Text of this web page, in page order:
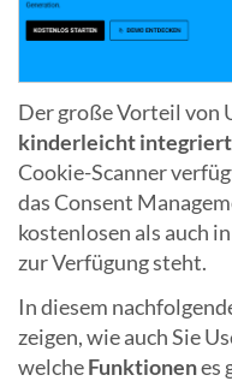
Der große Vorteil von
kinderleicht integriert
Cookie-Scanner
das Consent
kostenlosen als auch
zur Verfügung steht.
In diesem
zeigen, wie auch Sie
welcheFunktionenes